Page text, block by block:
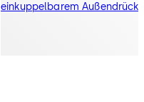
einkuppelbarem